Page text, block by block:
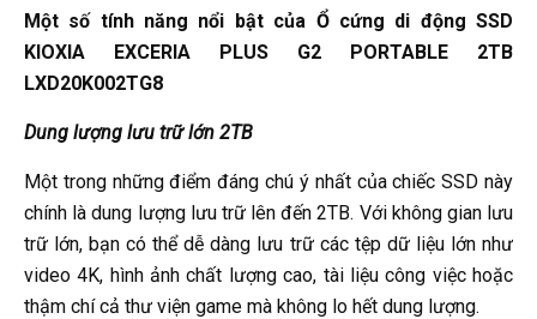
Một số tính năng nổi bật của Ổ cứng di động SSD
KIOXIA EXCERIA PLUS G2 PORTABLE 2TB
LXD20K002TG8
Dung lượng lưu trữ lớn 2TB
Một trong những điểm đáng chú ý nhất của chiếc SSD này
chính là dung lượng lưu trữ lên đến 2TB. Với không gian lưu
trữ lớn, bạn có thể dễ dàng lưu trữ các tệp dữ liệu lớn như
video 4K, hình ảnh chất lượng cao, tài liệu công việc hoặc
thậm chí cả thư viện game mà không lo hết dung lượng.